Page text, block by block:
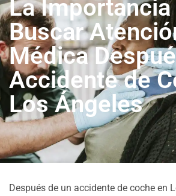
La Importancia
Buscar
Médica
Accidente de
Los Ángeles
Después de un accidente de coche en